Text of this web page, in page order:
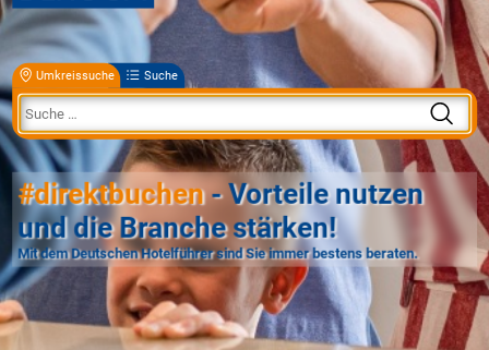
Umkreissuche Suche
#direktbuchen- Vorteile nutzen
und die Branche stärken!
Mit dem Deutschen Hotelführer sind Sie immer bestens beraten.